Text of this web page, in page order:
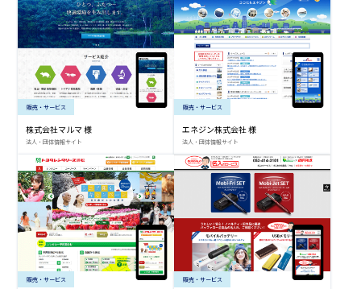
販売・サービス
株式会社マルマ 様
法人・団体情報サイト
販売・サービス
エネジン株式会社 様
法人・団体情報サイト
販売・サービス 販売・サービス